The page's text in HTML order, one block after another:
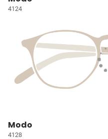
4124
Modo
4128